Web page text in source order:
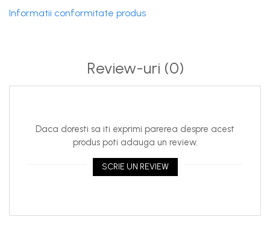
Lungime la sol: 110 cm; Inaltime spatar: 70 cm; Latime
Informatii conformitate produs
Review-uri (0)
Daca doresti sa iti exprimi parerea despre acest
produs poti adauga un review.
SCRIE UN REVIEW